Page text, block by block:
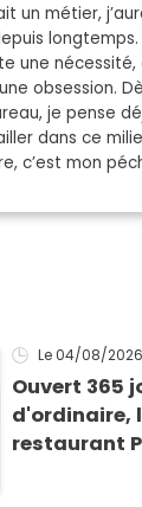
un métier,
longtemps.
une nécessité,
obsession.
je pense
dans ce
c’est mon
Le 04/08/2026
Ouvert 365
d'ordinaire,
restaurant